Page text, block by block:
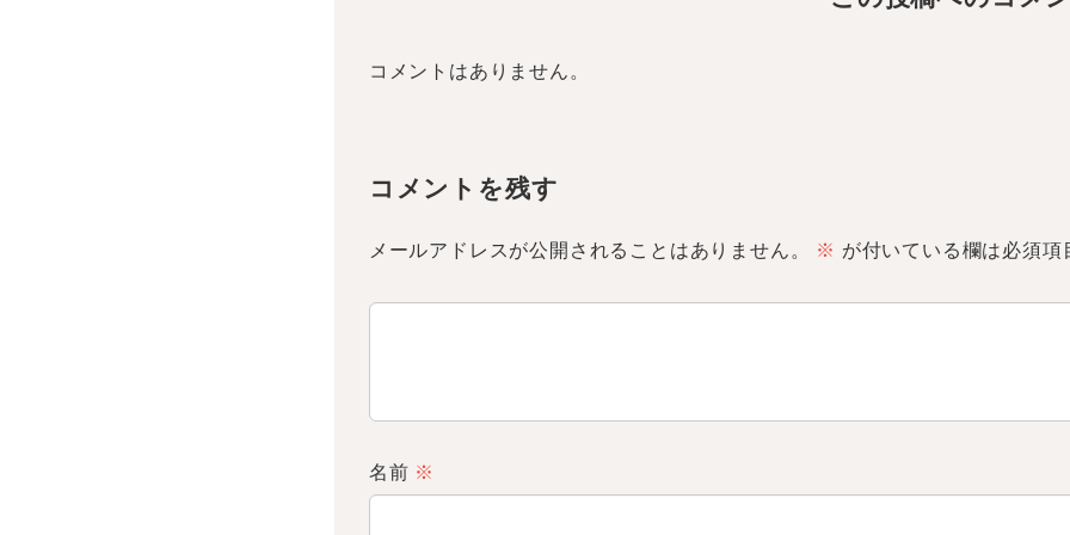
コメントはありません。
コメントを残す
メールアドレスが公開されることはありません。 ※ が付いている欄は必須項
名前 ※